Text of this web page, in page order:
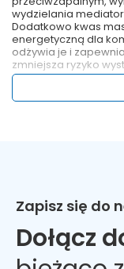
wydzielania
Dodatkowo kwas
energetyczną dla
odżywia je i
zmniejsza ryzyko
co wpływa na
Zastosowanie
przeciwieństwie do
odpornościowego.
dziennie, w trakcie
przekraczać 1 porcji
lub zgodnie z
przeznaczenia
Zapisz się do
Dołącz